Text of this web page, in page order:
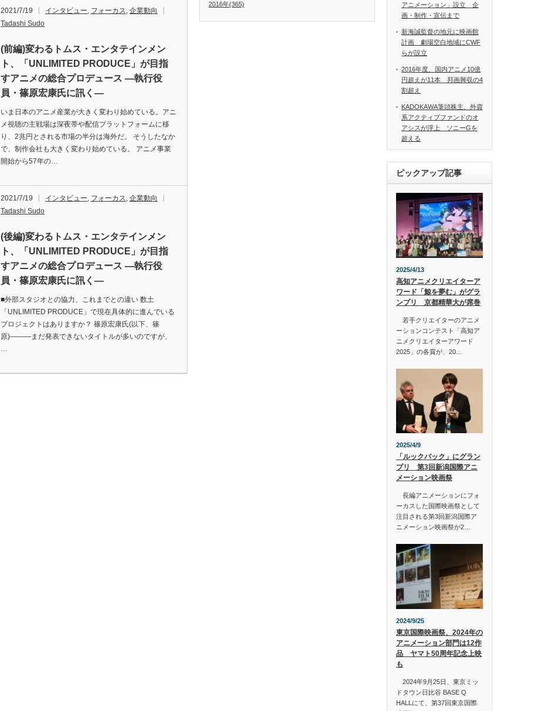
2021/7/19 インタビュー, フォーカス, 企業動向
Tadashi Sudo
(前編)変わるトムス・エンタテインメン
ト、「UNLIMITED PRODUCE」が目指
すアニメの総合プロデュース ―執行役
員・篠原宏康氏に訊く―
いま日本のアニメ産業が大きく変わり始めている。アニ
メ視聴の主戦場は深夜帯や配信プラットフォームに移
り、2兆円とされる市場の半分は海外だ。 そうしたなか
で、制作会社も大きく変わり始めている。 アニメ事業
開始から57年の…
2021/7/19 インタビュー, フォーカス, 企業動向
Tadashi Sudo
(後編)変わるトムス・エンタテインメン
ト、「UNLIMITED PRODUCE」が目指
すアニメの総合プロデュース ―執行役
員・篠原宏康氏に訊く―
■外部スタジオとの協力、これまでとの違い 数土
「UNLIMITED PRODUCE」で現在具体的に進んでいる
プロジェクトはありますか？ 篠原宏康氏(以下、篠
原)―――まだ発表できないタイトルが多いのですが、
…
2016年(365)
アニメーション」設立 企
画・制作・宣伝まで
新海誠監督の地元に映画館
計画 劇場空白地域にCWF
らが設立
2016年度、国内アニメ10億
円超えが11本 邦画興収の4
割超え
KADOKAWA筆頭株主、外資
系アクティブファンドのオ
アシスが浮上 ソニーGを
超える
ピックアップ記事
2025/4/13
高知アニメクリエイターア
ワード「鯨を夢む」がグラ
ンプリ 京都精華大が席巻
若手クリエイターのアニメ
ーションコンテスト「高知ア
ニメクリエイターアワード
2025」の各賞が、20…
2025/4/9
「ルックバック」にグラン
プリ 第3回新潟国際アニ
メーション映画祭
長編アニメーションにフォ
ーカスした国際映画祭として
注目される第3回新潟国際ア
ニメーション映画祭が2…
2024/9/25
東京国際映画祭、2024年の
アニメーション部門は12作
品 ヤマト50周年記念上映
も
2024年9月25日、東京ミッ
ドタウン日比谷 BASE Q
HALLにて、第37回東京国際